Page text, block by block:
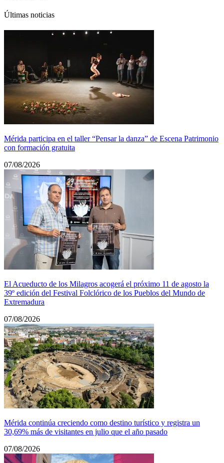
Últimas noticias
Mérida participa en el taller “Pensar la danza” de Escena Patrimonio
con formación gratuita
07/08/2026
El Acueducto de los Milagros acogerá el próximo 11 de agosto la
39º edición del Festival Folclórico de los Pueblos del Mundo de
Extremadura
07/08/2026
Mérida continúa creciendo como destino turístico y registra un
30,69% más de visitantes en julio que el año pasado
07/08/2026